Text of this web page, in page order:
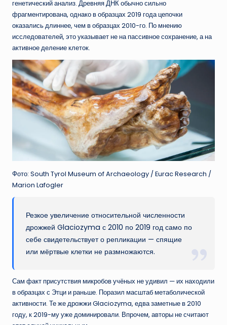
генетический анализ. Древняя ДНК обычно сильно
фрагментирована, однако в образцах 2019 года цепочки
оказались длиннее, чем в образцах 2010-го. По мнению
исследователей, это указывает не на пассивное сохранение, а на
активное деление клеток.
Фото: South Tyrol Museum of Archaeology / Eurac Research /
Marion Lafogler
Резкое увеличение относительной численности
дрожжей Glaciozyma с 2010 по 2019 год само по
себе свидетельствует о репликации — спящие
или мёртвые клетки не размножаются.
Сам факт присутствия микробов учёных не удивил — их находили
в образцах с Этци и раньше. Поразил масштаб метаболической
активности. Те же дрожжи Glaciozyma, едва заметные в 2010
году, к 2019-му уже доминировали. Впрочем, авторы не считают